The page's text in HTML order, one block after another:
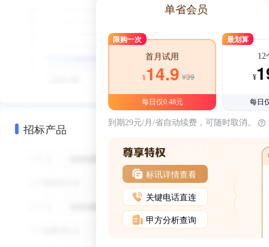
招标产品
单省会员
限购一次
首月试用
¥14.9 ¥39
每日仅0.48元
最划算
12
¥
每日
到期29元/月/省自动续费，可随时取消。
标讯详情查看
关键电话直连
甲方分析查询